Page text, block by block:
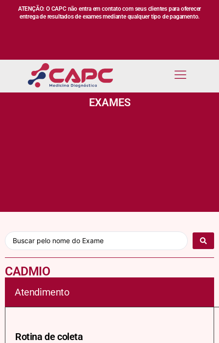
ATENÇÃO: O CAPC não entra em contato com seus clientes para oferecer
entrega de resultados de exames mediante qualquer tipo de pagamento.
EXAMES
CADMIO
Atendimento
Rotina de coleta